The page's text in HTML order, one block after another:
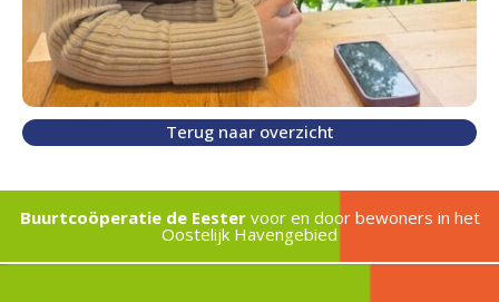
Terug naar overzicht
Buurtcoöperatie de Eestervoor en door bewoners in het
Oostelijk Havengebied